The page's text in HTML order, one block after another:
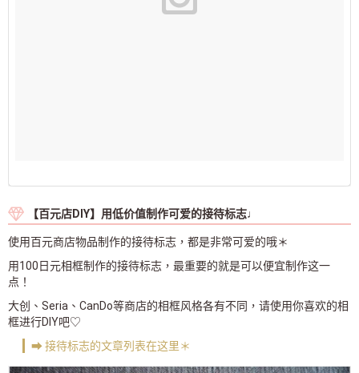
【百元店DIY】用低价值制作可爱的接待标志♩
使用百元商店物品制作的接待标志，都是非常可爱的哦＊
用100日元相框制作的接待标志，最重要的就是可以便宜制作这一
点！
大创、Seria、CanDo等商店的相框风格各有不同，请使用你喜欢的相
框进行DIY吧♡
➡ 接待标志的文章列表在这里＊